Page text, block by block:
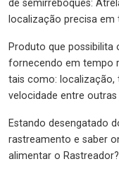
de semirreboques:
localização precisa em
Produto que possibilita
fornecendo em tempo
tais como: localização,
velocidade entre
Estando desengatado
rastreamento e saber
alimentar o Rastreador?